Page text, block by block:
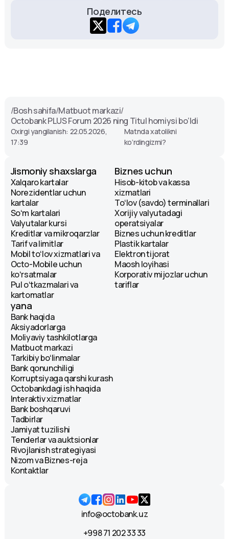
Поделитесь
/Bosh sahifa/Matbuot markazi/
Octobank PLUS Forum 2026 ning Titul homiysi bo‘ldi
Oxirgi yangilanish: 22.05.2026,
17:39
Matnda xatolikni
ko‘rdingizmi?
Jismoniy shaxslarga
Xalqaro kartalar
Norezidentlar uchun
kartalar
Soʻm kartalari
Valyutalar kursi
Kreditlar va mikroqarzlar
Tarif va limitlar
Mobil toʻlov xizmatlari va
Octo-Mobile uchun
koʻrsatmalar
Pul oʻtkazmalari va
kartomatlar
Biznes uchun
Hisob-kitob va kassa
xizmatlari
Toʻlov (savdo) terminallari
Xorijiy valyutadagi
operatsiyalar
Biznes uchun kreditlar
Plastik kartalar
Elektron tijorat
Maosh loyihasi
Korporativ mijozlar uchun
tariflar
yana
Bank haqida
Aksiyadorlarga
Moliyaviy tashkilotlarga
Matbuot markazi
Tarkibiy boʻlinmalar
Bank qonunchiligi
Korruptsiyaga qarshi kurash
Octobankdagi ish haqida
Interaktiv xizmatlar
Bank boshqaruvi
Tadbirlar
Jamiyat tuzilishi
Tenderlar va auktsionlar
Rivojlanish strategiyasi
Nizom va Biznes-reja
Kontaktlar
info@octobank.uz
+998 71 202 33 33